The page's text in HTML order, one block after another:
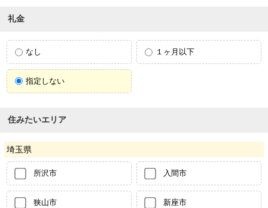
礼金
なし １ヶ月以下
指定しない
住みたいエリア
埼玉県
所沢市 入間市
狭山市 新座市